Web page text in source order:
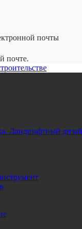
почты
почте.
Ландшафтный